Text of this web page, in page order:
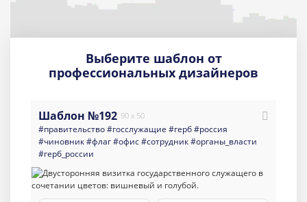
Выберите шаблон от
профессиональных дизайнеров
Шаблон №192 90 x 50
#правительство#госслужащие #герб#россия
#чиновник#флаг#офис#сотрудник#органы_власти
#герб_россии